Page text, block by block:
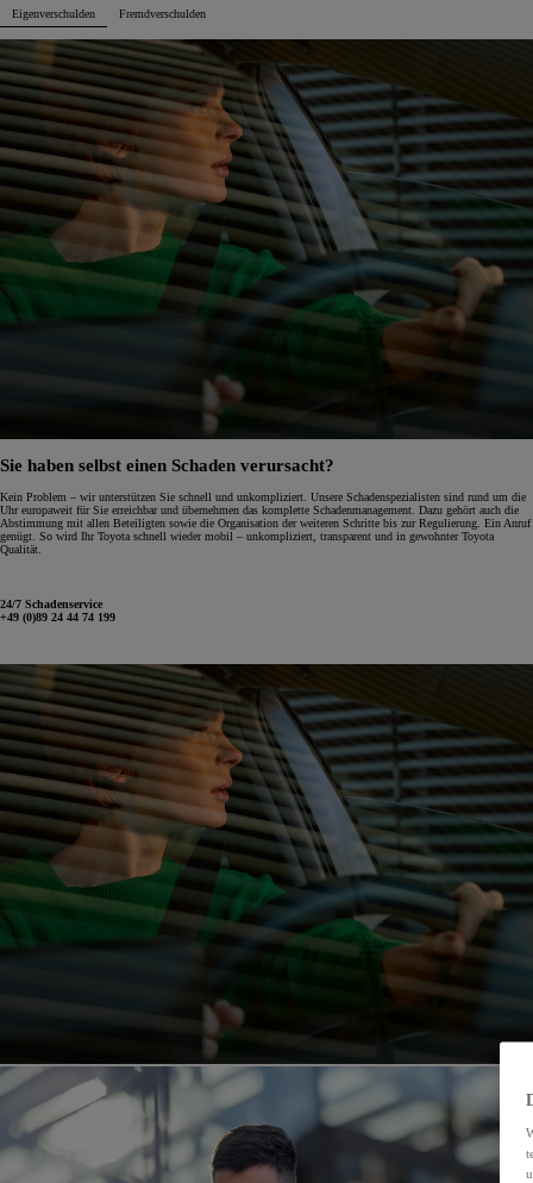
Eigenverschulden Fremdverschulden
Sie haben selbst einen Schaden verursacht?
Kein Problem – wir unterstützen Sie schnell und unkompliziert. Unsere Schadenspezialisten sind rund um die
Uhr europaweit für Sie erreichbar und übernehmen das komplette Schadenmanagement. Dazu gehört auch die
Abstimmung mit allen Beteiligten sowie die Organisation der weiteren Schritte bis zur Regulierung. Ein Anruf
genügt. So wird Ihr Toyota schnell wieder mobil – unkompliziert, transparent und in gewohnter Toyota
Qualität.
24/7 Schadenservice
+49 (0)89 24 44 74 199